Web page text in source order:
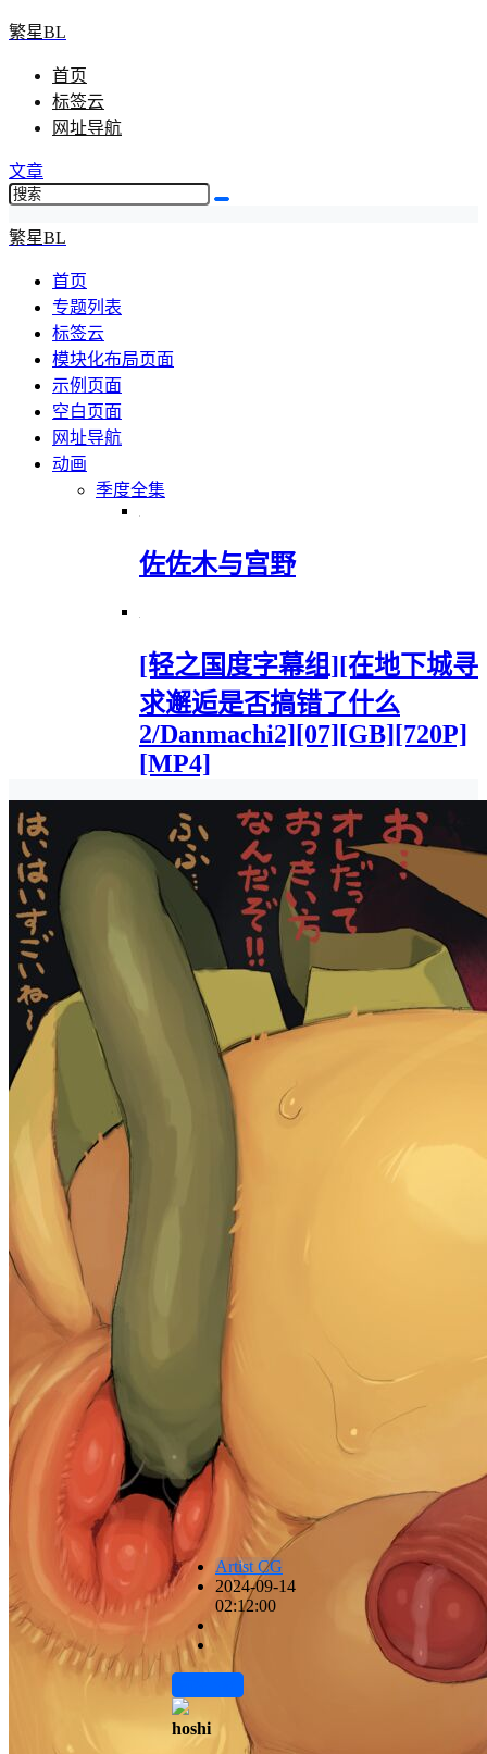
繁星BL
首页
标签云
网址导航
文章
繁星BL
首页
专题列表
标签云
模块化布局页面
示例页面
空白页面
网址导航
动画
季度全集
佐佐木与宫野
[轻之国度字幕组][在地下城寻
求邂逅是否搞错了什么
2/Danmachi2][07][GB][720P]
[MP4]
Artist CG
2024-09-14
02:12:00
hoshi